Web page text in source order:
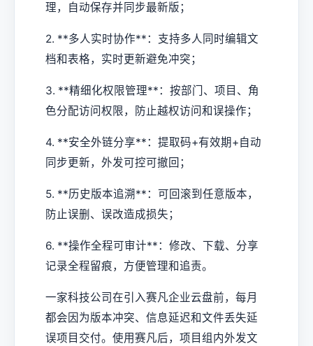
理，自动保存并同步最新版；
2. **多人实时协作**：支持多人同时编辑文
档和表格，实时更新避免冲突；
3. **精细化权限管理**：按部门、项目、角
色分配访问权限，防止越权访问和误操作；
4. **安全外链分享**：提取码+有效期+自动
同步更新，外发可控可撤回；
5. **历史版本追溯**：可回滚到任意版本，
防止误删、误改造成损失；
6. **操作全程可审计**：修改、下载、分享
记录全程留痕，方便管理和追责。
一家科技公司在引入赛凡企业云盘前，每月
都会因为版本冲突、信息延迟和文件丢失延
误项目交付。使用赛凡后，项目组内外发文